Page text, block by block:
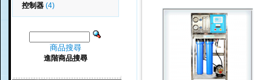
控制器 (4)
商品搜尋
進階商品搜尋